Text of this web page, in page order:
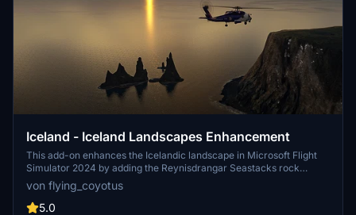
Iceland - Iceland Landscapes Enhancement
This add-on enhances the Icelandic landscape in Microsoft Flight
Simulator 2024 by adding the Reynisdrangar Seastacks rock
formation. The mod addresses previous limitations with flat rock
textures, providing a more realistic representation of this iconic
location. Ongoing improvements to textures are planned for future
von flying_coyotus
5.0